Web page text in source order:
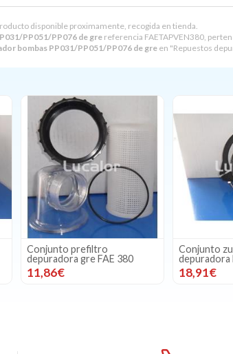
disponible proximamente, recogida en tienda.
PP051/PP076 de gre referencia FAETAPVEN380,
bombas PP031/PP051/PP076 de gre en "Repuestos
Conjunto prefiltro
depuradora gre FAE 380
11,86€
Conjunto
depuradora
18,91€